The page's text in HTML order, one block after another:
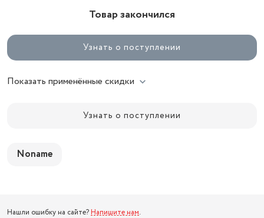
Товар закончился
Узнать о поступлении
Показать применённые скидки
Узнать о поступлении
Noname
Нашли ошибку на сайте? Напишите нам.